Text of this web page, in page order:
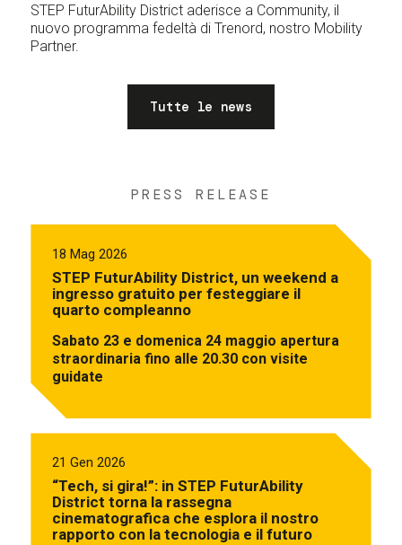
STEP FuturAbility District aderisce a Community, il
nuovo programma fedeltà di Trenord, nostro Mobility
Partner.
Tutte le news
PRESS RELEASE
18 Mag 2026
STEP FuturAbility District, un weekend a
ingresso gratuito per festeggiare il
quarto compleanno
Sabato 23 e domenica 24 maggio apertura
straordinaria fino alle 20.30 con visite
guidate
21 Gen 2026
“Tech, si gira!”: in STEP FuturAbility
District torna la rassegna
cinematografica che esplora il nostro
rapporto con la tecnologia e il futuro